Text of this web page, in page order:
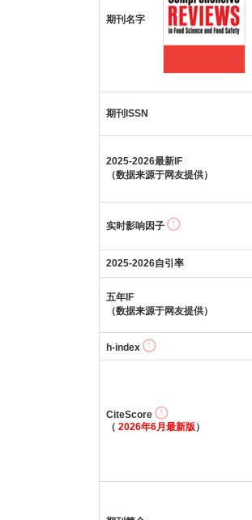
期刊名字
期刊ISSN
2025-2026最新IF
（数据来源于网友提供）
实时影响因子
2025-2026自引率
五年IF
（数据来源于网友提供）
h-index
CiteScore
（ 2026年6月最新版）